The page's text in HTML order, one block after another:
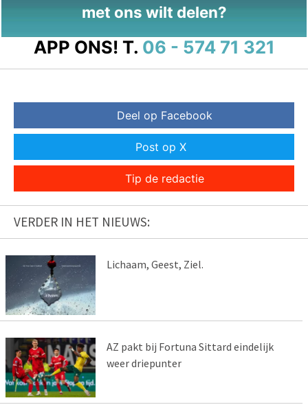
met ons wilt delen?
APP ONS! T. 06 - 574 71 321
Deel op Facebook
Post op X
Tip de redactie
VERDER IN HET NIEUWS:
Lichaam, Geest, Ziel.
AZ pakt bij Fortuna Sittard eindelijk
weer driepunter